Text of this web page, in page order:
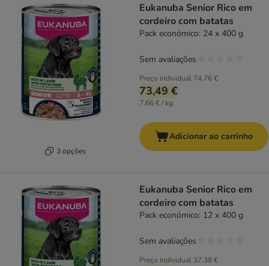
3 opções
Eukanuba Senior Rico em
cordeiro com batatas
Pack económico: 24 x 400 g
Preço individual 74,76 €
73,49 €
7,66 € / kg
Sem avaliações
Adicionar ao carrinho
Eukanuba Senior Rico em
cordeiro com batatas
Pack económico: 12 x 400 g
Preço individual 37,38 €
Sem avaliações